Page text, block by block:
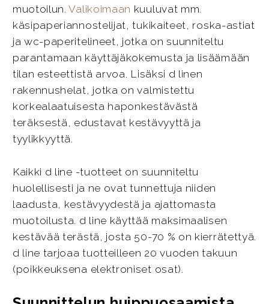
muotoilun.Valikoimaan kuuluvat mm.
käsipaperiannostelijat, tukikaiteet, roska-astiat
ja wc-paperitelineet, jotka on suunniteltu
parantamaan käyttäjäkokemusta ja lisäämään
tilan esteettistä arvoa. Lisäksi d linen
rakennushelat, jotka on valmistettu
korkealaatuisesta haponkestävästä
teräksestä, edustavat kestävyyttä ja
tyylikkyyttä.
Kaikki d line -tuotteet on suunniteltu
huolellisesti ja ne ovat tunnettuja niiden
laadusta, kestävyydestä ja ajattomasta
muotoilusta. d line käyttää maksimaalisen
kestävää terästä, josta 50-70 % on kierrätettyä.
d line tarjoaa tuotteilleen 20 vuoden takuun
(poikkeuksena elektroniset osat).